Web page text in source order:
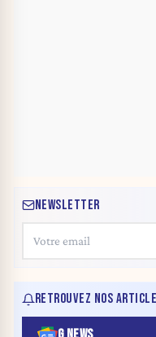
NEWSLETTER
RETROUVEZ NOS